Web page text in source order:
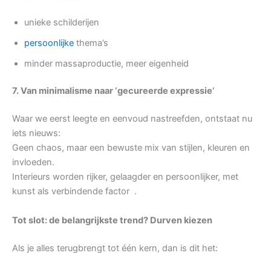
unieke schilderijen
persoonlijke thema’s
minder massaproductie, meer eigenheid
7. Van minimalisme naar ‘gecureerde expressie’
Waar we eerst leegte en eenvoud nastreefden, ontstaat nu
iets nieuws:
Geen chaos, maar een bewuste mix van stijlen, kleuren en
invloeden.
Interieurs worden rijker, gelaagder en persoonlijker, met
kunst als verbindende factor .
Tot slot: de belangrijkste trend? Durven kiezen
Als je alles terugbrengt tot één kern, dan is dit het: